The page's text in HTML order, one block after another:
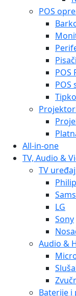
POS
Pisači
POS
POS
All-in-one
TV, Audio &
TV
LG
Sony
Audio &
Baterije i